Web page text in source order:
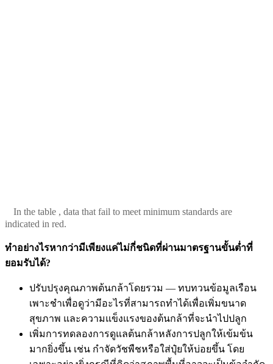
In the table , data that fail to meet minimum standards are
indicated in red.
ทำอย่างไรหากว่ามีเพียงแค่ไม่กี่ชนิดที่ผ่านมาตรฐานขั้นต่ำที่
ยอมรับได้?
ปรับปรุงคุณภาพต้นกล้าโดยรวม — ทบทวนข้อมูลเรือน
เพาะชำเพื่อดูว่ามีอะไรที่สามารถทำได้เพื่อเพิ่มขนาด
สุขภาพ และความแข็งแรงของต้นกล้าที่จะนำไปปลูก
เพิ่มการทดลองการดูแลต้นกล้าหลังการปลูกให้เข้มข้น
มากยิ่งขึ้น เช่น กำจัดวัชพืชหรือใส่ปุ๋ยให้บ่อยขึ้น โดย